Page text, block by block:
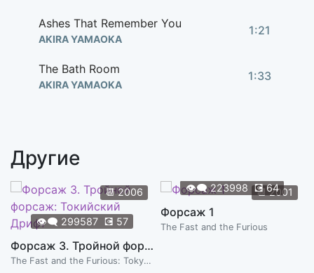
Ashes That Remember You
AKIRA YAMAOKA
1:21
The Bath Room
AKIRA YAMAOKA
1:33
Running Into Darkness
Your Father
AKIRA YAMAOKA
A Corridor Without End
AKIRA YAMAOKA
Другие
📆2006
👁️‍🗨️ 299587 💽 57
Форсаж 3. Тройной форсаж: Токийский Дрифт
The Fast and the Furious: Tokyo Drift
📆2001
👁️‍🗨️223998 💽64
Форсаж 1
The Fast and the Furious